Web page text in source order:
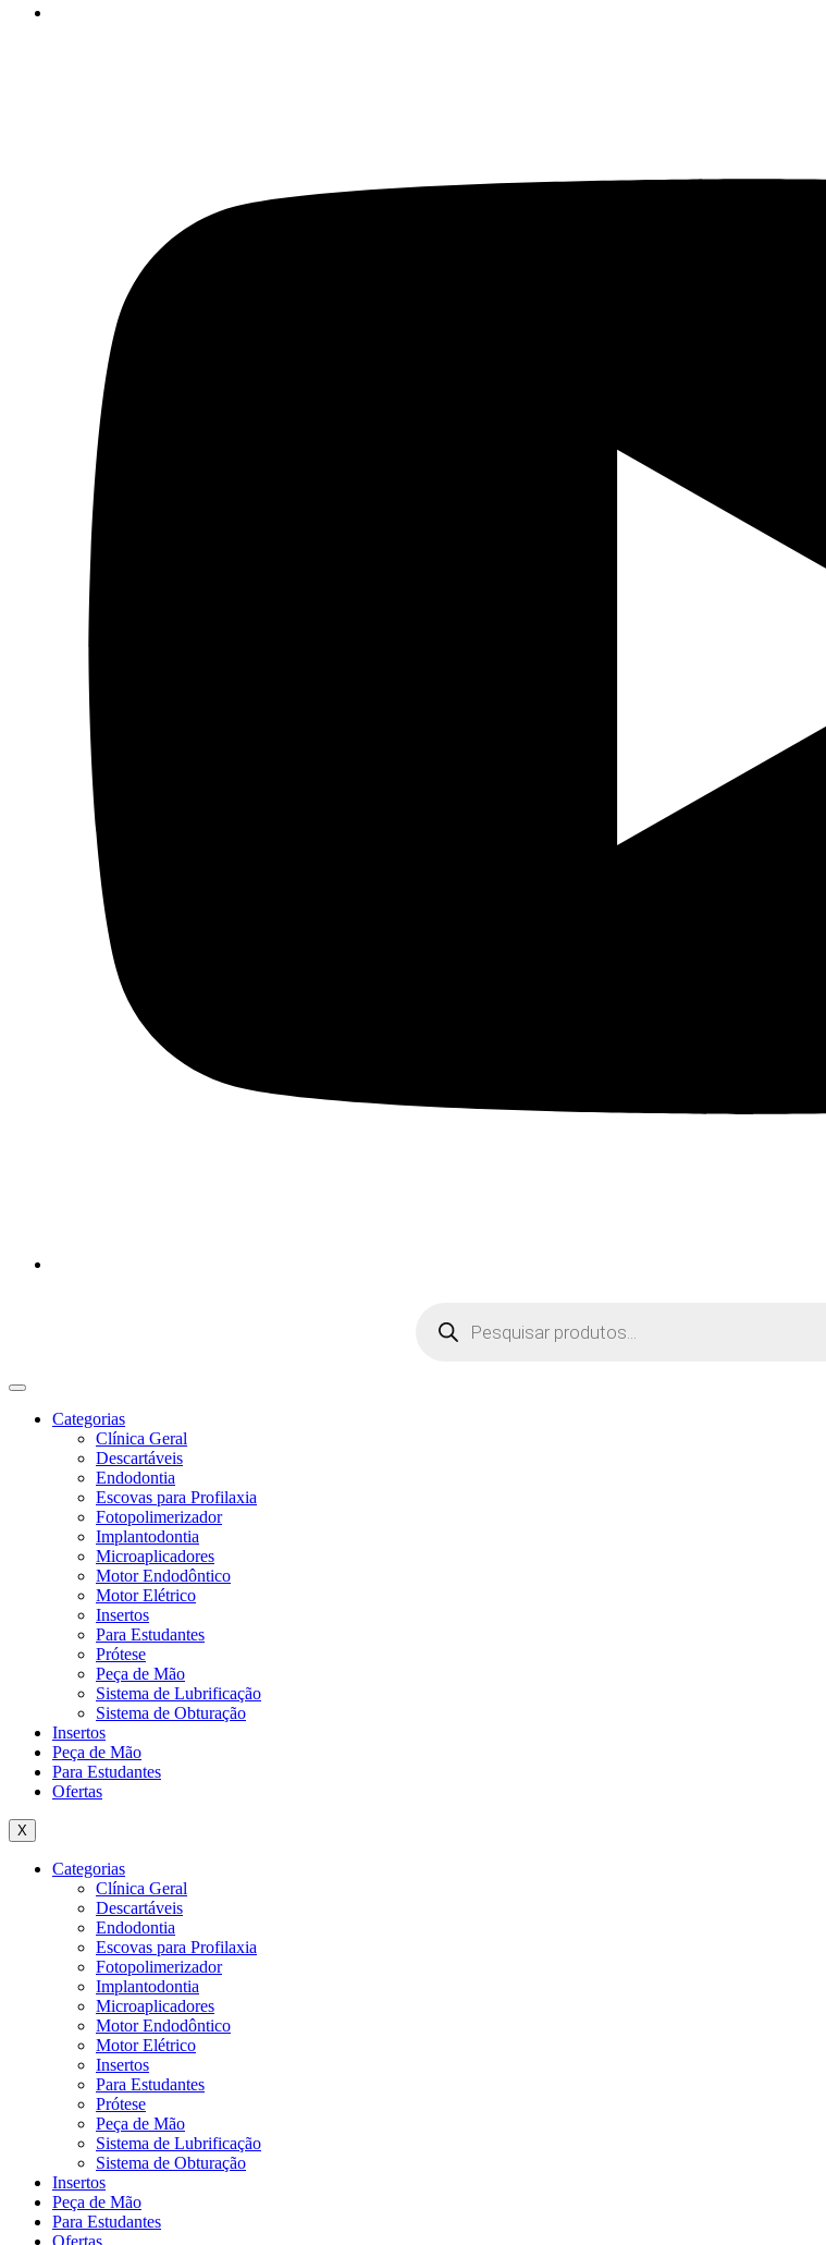
produtos
Categorias
Clínica Geral
Descartáveis
Endodontia
Escovas para Profilaxia
Fotopolimerizador
Implantodontia
Microaplicadores
Motor Endodôntico
Motor Elétrico
Insertos
Para Estudantes
Prótese
Peça de Mão
Sistema de Lubrificação
Sistema de Obturação
Insertos
Peça de Mão
Para Estudantes
Ofertas
X
Categorias
Clínica Geral
Descartáveis
Endodontia
Escovas para Profilaxia
Fotopolimerizador
Implantodontia
Microaplicadores
Motor Endodôntico
Motor Elétrico
Insertos
Para Estudantes
Prótese
Peça de Mão
Sistema de Lubrificação
Sistema de Obturação
Insertos
Peça de Mão
Para Estudantes
Ofertas